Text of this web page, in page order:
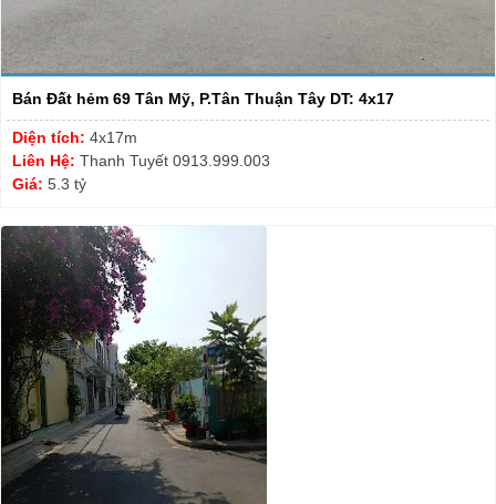
Bán Đất hẻm 69 Tân Mỹ, P.Tân Thuận Tây DT: 4x17
Diện tích: 4x17m
Liên Hệ: Thanh Tuyết 0913.999.003
Giá: 5.3 tỷ